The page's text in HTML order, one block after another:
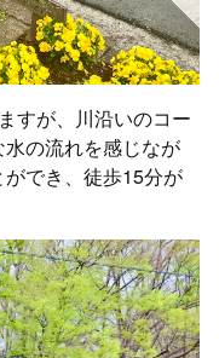
すが、川沿いのコー
の流れを感じなが
でき、徒歩15分が